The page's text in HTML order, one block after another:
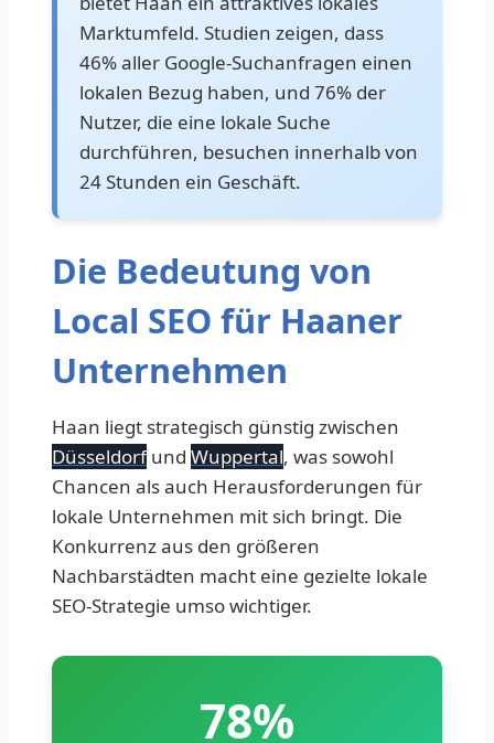
Marktumfeld. Studien zeigen, dass
46% aller Google-Suchanfragen einen
lokalen Bezug haben, und 76% der
Nutzer, die eine lokale Suche
durchführen, besuchen innerhalb von
24 Stunden ein Geschäft.
Die Bedeutung von
Local SEO für Haaner
Unternehmen
Haan liegt strategisch günstig zwischen
Düsseldorf und Wuppertal, was sowohl
Chancen als auch Herausforderungen für
lokale Unternehmen mit sich bringt. Die
Konkurrenz aus den größeren
Nachbarstädten macht eine gezielte lokale
SEO-Strategie umso wichtiger.
78%